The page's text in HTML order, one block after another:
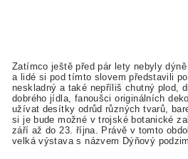
Zatímco ještě před pár lety nebyly
a lidé si pod tímto slovem představili
neskladný a také nepříliš chutný plod,
dobrého jídla, fanoušci originálních
užívat desítky odrůd různých tvarů,
si je bude možné v trojské botanické
září až do 23. října. Právě v tomto
velká výstava s názvem Dýňový